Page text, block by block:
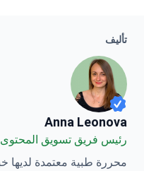
تأليف
Anna Leonova
Anna Leonova
رئيس فريق تسويق المحتوى